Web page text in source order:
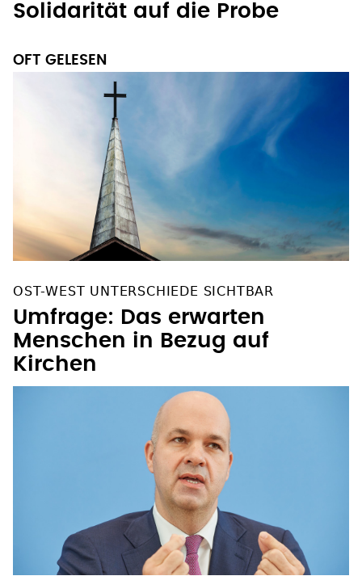
Solidarität auf die Probe
OFT GELESEN
OST-WEST UNTERSCHIEDE SICHTBAR
Umfrage: Das erwarten
Menschen in Bezug auf
Kirchen